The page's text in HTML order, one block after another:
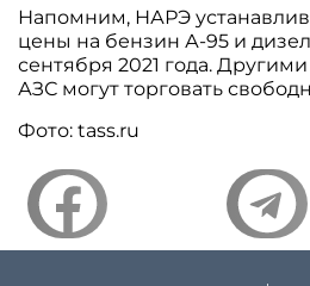
Напомним, НАРЭ
цены на бензин А-95 и
сентября 2021 года.
АЗС могут торговать
Фото: tass.ru